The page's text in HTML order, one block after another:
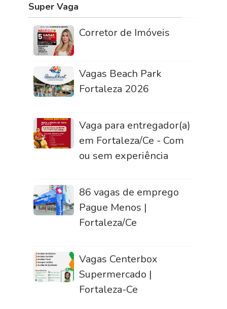
Super Vaga
Corretor de Imóveis
Vagas Beach Park
Fortaleza 2026
Vaga para entregador(a)
em Fortaleza/Ce - Com
ou sem experiência
86 vagas de emprego
Pague Menos |
Fortaleza/Ce
Vagas Centerbox
Supermercado |
Fortaleza-Ce